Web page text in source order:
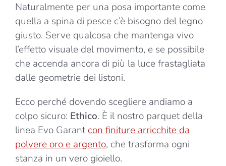
Naturalmente per una posa importante come
quella a spina di pesce c’è bisogno del legno
giusto. Serve qualcosa che mantenga vivo
l’effetto visuale del movimento, e se possibile
che accenda ancora di più la luce frastagliata
dalle geometrie dei listoni.
Ecco perché dovendo scegliere andiamo a
colpo sicuro: Ethico. È il nostro parquet della
linea Evo Garantcon finiture arricchite da
polvere oro e argento, che trasforma ogni
stanza in un vero gioiello.